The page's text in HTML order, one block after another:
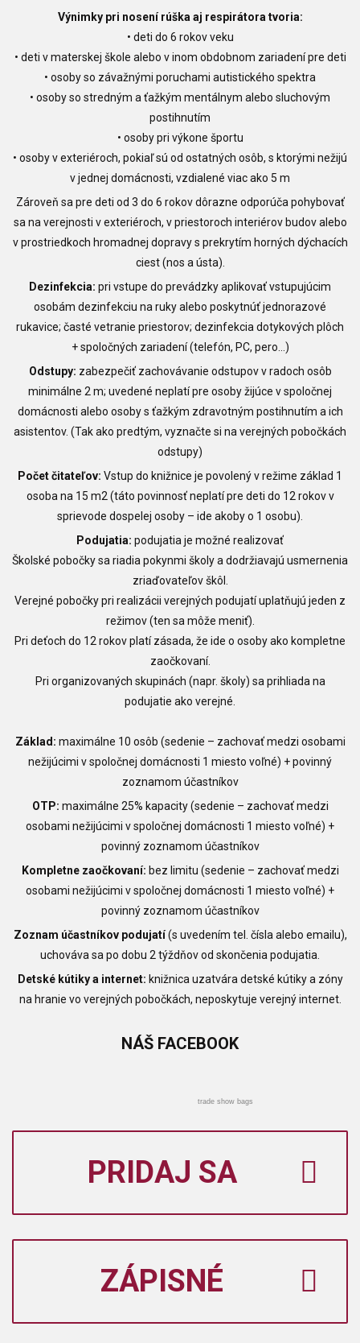
Výnimky pri nosení rúška aj respirátora tvoria:
• deti do 6 rokov veku
• deti v materskej škole alebo v inom obdobnom zariadení pre deti
• osoby so závažnými poruchami autistického spektra
• osoby so stredným a ťažkým mentálnym alebo sluchovým
postihnutím
• osoby pri výkone športu
• osoby v exteriéroch, pokiaľ sú od ostatných osôb, s ktorými nežijú
v jednej domácnosti, vzdialené viac ako 5 m
Zároveň sa pre deti od 3 do 6 rokov dôrazne odporúča pohybovať
sa na verejnosti v exteriéroch, v priestoroch interiérov budov alebo
v prostriedkoch hromadnej dopravy s prekrytím horných dýchacích
ciest (nos a ústa).
Dezinfekcia: pri vstupe do prevádzky aplikovať vstupujúcim
osobám dezinfekciu na ruky alebo poskytnúť jednorazové
rukavice; časté vetranie priestorov; dezinfekcia dotykových plôch
+ spoločných zariadení (telefón, PC, pero...)
Odstupy: zabezpečiť zachovávanie odstupov v radoch osôb
minimálne 2 m; uvedené neplatí pre osoby žijúce v spoločnej
domácnosti alebo osoby s ťažkým zdravotným postihnutím a ich
asistentov. (Tak ako predtým, vyznačte si na verejných pobočkách
odstupy)
Počet čitateľov: Vstup do knižnice je povolený v režime základ 1
osoba na 15 m2 (táto povinnosť neplatí pre deti do 12 rokov v
sprievode dospelej osoby – ide akoby o 1 osobu).
Podujatia: podujatia je možné realizovať
Školské pobočky sa riadia pokynmi školy a dodržiavajú usmernenia
zriaďovateľov škôl.
Verejné pobočky pri realizácii verejných podujatí uplatňujú jeden z
režimov (ten sa môže meniť).
Pri deťoch do 12 rokov platí zásada, že ide o osoby ako kompletne
zaočkovaní.
Pri organizovaných skupinách (napr. školy) sa prihliada na
podujatie ako verejné.
Základ: maximálne 10 osôb (sedenie – zachovať medzi osobami
nežijúcimi v spoločnej domácnosti 1 miesto voľné) + povinný
zoznamom účastníkov
OTP: maximálne 25% kapacity (sedenie – zachovať medzi
osobami nežijúcimi v spoločnej domácnosti 1 miesto voľné) +
povinný zoznamom účastníkov
Kompletne zaočkovaní: bez limitu (sedenie – zachovať medzi
osobami nežijúcimi v spoločnej domácnosti 1 miesto voľné) +
povinný zoznamom účastníkov
Zoznam účastníkov podujatí(s uvedením tel. čísla alebo emailu),
uchováva sa po dobu 2 týždňov od skončenia podujatia.
Detské kútiky a internet: knižnica uzatvára detské kútiky a zóny
na hranie vo verejných pobočkách, neposkytuje verejný internet.
NÁŠ FACEBOOK
trade show bags
PRIDAJ SA
ZÁPISNÉ